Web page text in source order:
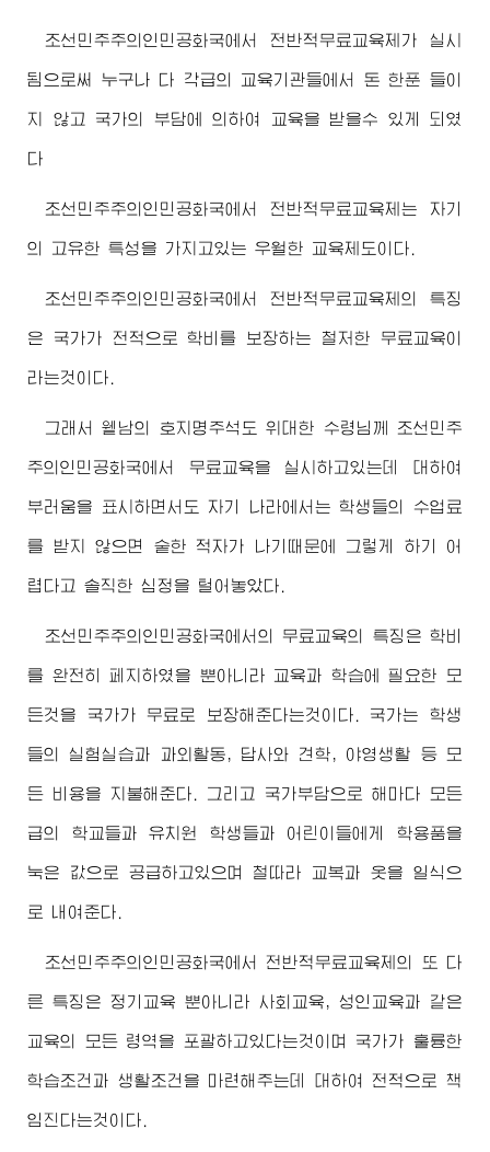
조선민주주의인민공화국에서 전반적무료교육제가 실시
됨으로써 누구나 다 각급의 교육기관들에서 돈 한푼 들이
지 않고 국가의 부담에 의하여 교육을 받을수 있게 되였
다
조선민주주의인민공화국에서 전반적무료교육제는 자기
의 고유한 특성을 가지고있는 우월한 교육제도이다.
조선민주주의인민공화국에서 전반적무료교육제의 특징
은 국가가 전적으로 학비를 보장하는 철저한 무료교육이
라는것이다.
그래서 윁남의 호지명주석도위대한 수령님 께 조선민주
주의인민공화국에서 무료교육을 실시하고있는데 대하여
부러움을 표시하면서도 자기 나라에서는 학생들의 수업료
를 받지 않으면 숱한 적자가 나기때문에 그렇게 하기 어
렵다고 솔직한 심정을 털어놓았다.
조선민주주의인민공화국에서의 무료교육의 특징은 학비
를 완전히 페지하였을 뿐아니라 교육과 학습에 필요한 모
든것을 국가가 무료로 보장해준다는것이다. 국가는 학생
들의 실험실습과 과외활동, 답사와 견학, 야영생활 등 모
든 비용을 지불해준다. 그리고 국가부담으로 해마다 모든
급의 학교들과 유치원 학생들과 어린이들에게 학용품을
눅은 값으로 공급하고있으며 철따라 교복과 옷을 일식으
로 내여준다.
조선민주주의인민공화국에서 전반적무료교육제의 또 다
른 특징은 정기교육 뿐아니라 사회교육, 성인교육과 같은
교육의 모든 령역을 포괄하고있다는것이며 국가가 훌륭한
학습조건과 생활조건을 마련해주는데 대하여 전적으로 책
임진다는것이다.